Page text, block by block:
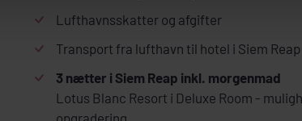
Lufthavnsskatter og afgifter
Transport fra lufthavn til hotel i Siem Reap
3 nætter i Siem Reap inkl. morgenmad
Lotus Blanc Resort i Deluxe Room -
opgradering